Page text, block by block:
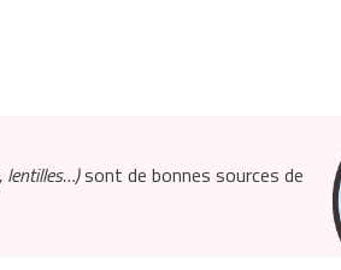
lentilles…)sont de bonnes sources de